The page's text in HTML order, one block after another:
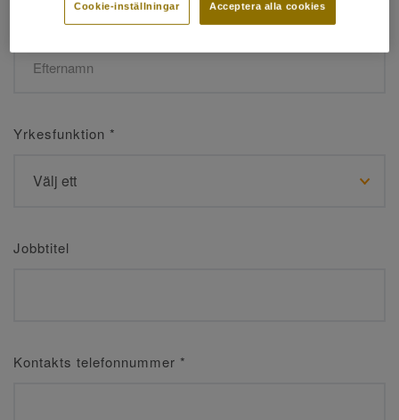
Efternamn*
Yrkesfunktion *
Jobbtitel
Kontakts telefonnummer *
Acceptera alla cookies
Cookie-inställningar